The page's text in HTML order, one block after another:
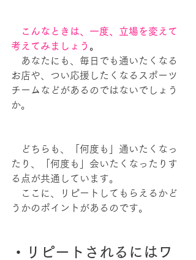
こんなときは、一度、立場を変えて
考えてみましょう 。
あなたにも、毎日でも通いたくなる
お店や、つい応援したくなるスポーツ
チームなどがあるのではないでしょう
か。
どちらも、「何度も」通いたくなっ
たり、「何度も」会いたくなったりす
る点が共通しています。
ここに、リピートしてもらえるかど
うかのポイントがあるのです。
・リピートされるにはワ